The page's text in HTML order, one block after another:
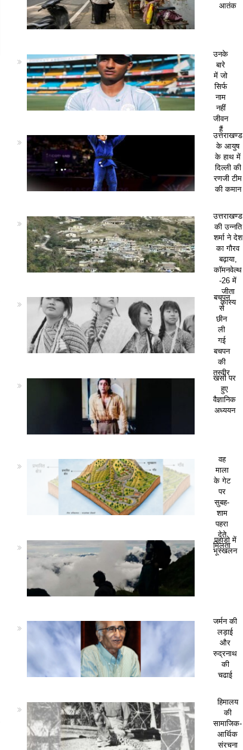
आतंक
उनके
बारे
में जो
सिर्फ
नाम
नहीं
जीवन
हैं
उत्तराखण्ड
के आयुष
के हाथ में
दिल्ली की
रणजी टीम
की कमान
उत्तराखण्ड
की उन्नति
शर्मा ने देश
का गौरव
बढ़ाया,
कॉमनवेल्थ
-26 में
जीता
कांस्य
बचपन
से
छीन
ली
गई
बचपन
की
तस्वीर
खसों पर
हुए
वैज्ञानिक
अध्ययन
वह
माला
के गेट
पर
सुबह-
शाम
पहरा
देते
मिलता
पहाड़ो में
भूस्खलन
जर्मन की
लड़ाई
और
रुद्रनाथ
की
चढाई
हिमालय
की
सामाजिक-
आर्थिक
संरचना